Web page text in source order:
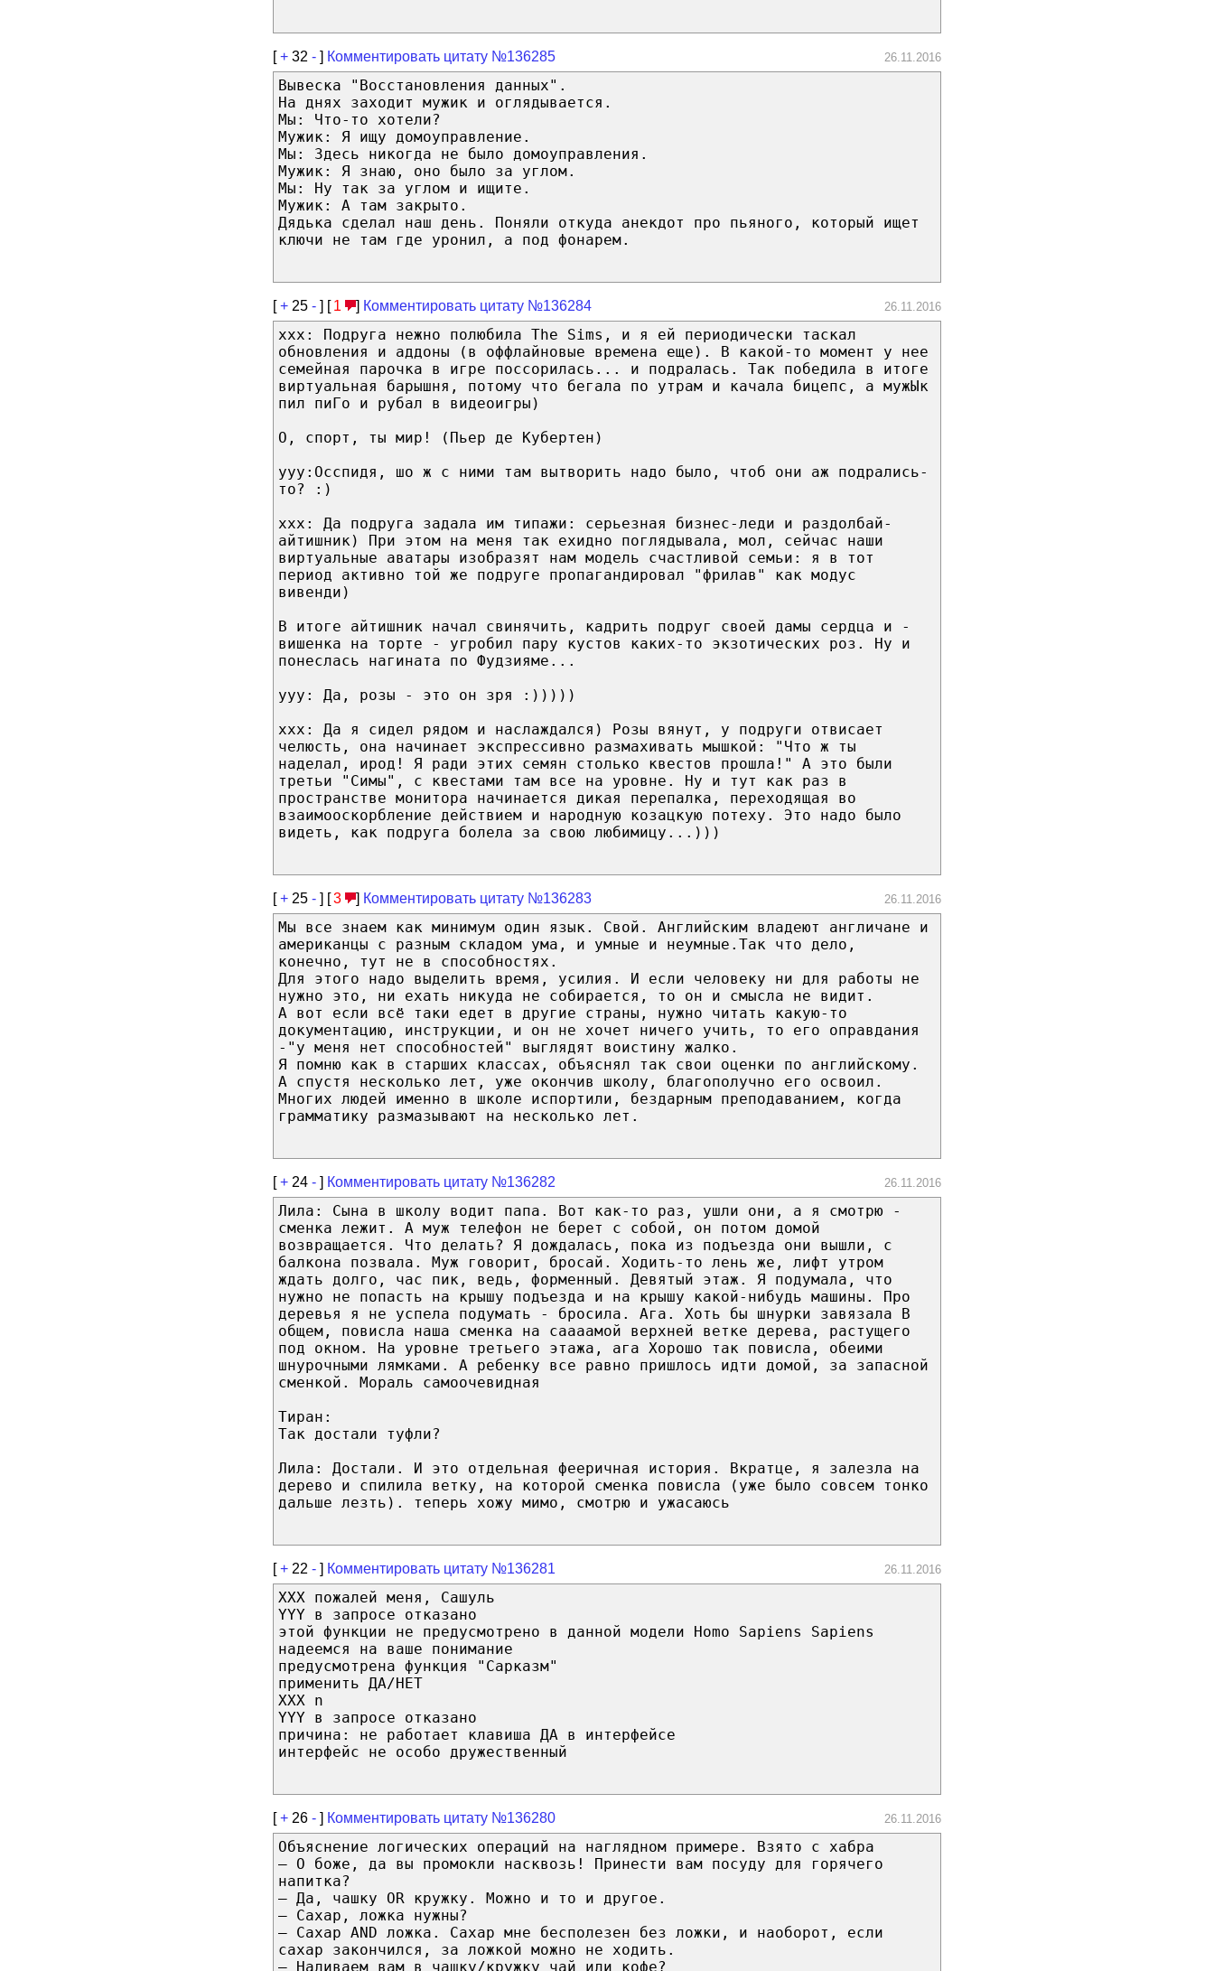
[+ 32 - ] Комментировать цитату №136285 26.11.2016
Вывеска "Восстановления данных".
На днях заходит мужик и оглядывается.
Мы: Что-то хотели?
Мужик: Я ищу домоуправление.
Мы: Здесь никогда не было домоуправления.
Мужик: Я знаю, оно было за углом.
Мы: Ну так за углом и ищите.
Мужик: А там закрыто.
Дядька сделал наш день. Поняли откуда анекдот про пьяного, который ищет
ключи не там где уронил, а под фонарем.
[+ 25 - ] [ 1 ] Комментировать цитату №136284 26.11.2016
xxx: Подруга нежно полюбила The Sims, и я ей периодически таскал
обновления и аддоны (в оффлайновые времена еще). В какой-то момент у нее
семейная парочка в игре поссорилась... и подралась. Так победила в итоге
виртуальная барышня, потому что бегала по утрам и качала бицепс, а мужЫк
пил пиГо и рубал в видеоигры)
О, спорт, ты мир! (Пьер де Кубертен)
yyy:Осспидя, шо ж с ними там вытворить надо было, чтоб они аж подрались-
то? :)
xxx: Да подруга задала им типажи: серьезная бизнес-леди и раздолбай-
айтишник) При этом на меня так ехидно поглядывала, мол, сейчас наши
виртуальные аватары изобразят нам модель счастливой семьи: я в тот
период активно той же подруге пропагандировал "фрилав" как модус
вивенди)
В итоге айтишник начал свинячить, кадрить подруг своей дамы сердца и -
вишенка на торте - угробил пару кустов каких-то экзотических роз. Ну и
понеслась нагината по Фудзияме...
yyy: Да, розы - это он зря :)))))
xxx: Да я сидел рядом и наслаждался) Розы вянут, у подруги отвисает
челюсть, она начинает экспрессивно размахивать мышкой: "Что ж ты
наделал, ирод! Я ради этих семян столько квестов прошла!" А это были
третьи "Симы", с квестами там все на уровне. Ну и тут как раз в
пространстве монитора начинается дикая перепалка, переходящая во
взаимооскорбление действием и народную козацкую потеху. Это надо было
видеть, как подруга болела за свою любимицу...)))
[+ 25 - ] [3 ] Комментировать цитату №136283 26.11.2016
Мы все знаем как минимум один язык. Свой. Английским владеют англичане и
американцы с разным складом ума, и умные и неумные.Так что дело,
конечно, тут не в способностях.
Для этого надо выделить время, усилия. И если человеку ни для работы не
нужно это, ни ехать никуда не собирается, то он и смысла не видит.
А вот если всё таки едет в другие страны, нужно читать какую-то
документацию, инструкции, и он не хочет ничего учить, то его оправдания
-"у меня нет способностей" выглядят воистину жалко.
Я помню как в старших классах, объяснял так свои оценки по английскому.
А спустя несколько лет, уже окончив школу, благополучно его освоил.
Многих людей именно в школе испортили, бездарным преподаванием, когда
грамматику размазывают на несколько лет.
[+ 24 - ] Комментировать цитату №136282 26.11.2016
Лила: Сына в школу водит папа. Вот как-то раз, ушли они, а я смотрю -
сменка лежит. А муж телефон не берет с собой, он потом домой
возвращается. Что делать? Я дождалась, пока из подъезда они вышли, с
балкона позвала. Муж говорит, бросай. Ходить-то лень же, лифт утром
ждать долго, час пик, ведь, форменный. Девятый этаж. Я подумала, что
нужно не попасть на крышу подъезда и на крышу какой-нибудь машины. Про
деревья я не успела подумать - бросила. Ага. Хоть бы шнурки завязала В
общем, повисла наша сменка на саааамой верхней ветке дерева, растущего
под окном. На уровне третьего этажа, ага Хорошо так повисла, обеими
шнурочными лямками. А ребенку все равно пришлось идти домой, за запасной
сменкой. Мораль самоочевидная
Тиран:
Так достали туфли?
Лила: Достали. И это отдельная фееричная история. Вкратце, я залезла на
дерево и спилила ветку, на которой сменка повисла (уже было совсем тонко
дальше лезть). теперь хожу мимо, смотрю и ужасаюсь
[+ 22 - ] Комментировать цитату №136281 26.11.2016
ХХХ пожалей меня, Сашуль
YYY в запросе отказано
этой функции не предусмотрено в данной модели Homo Sapiens Sapiens
надеемся на ваше понимание
предусмотрена функция "Сарказм"
применить ДА/НЕТ
XXX n
YYY в запросе отказано
причина: не работает клавиша ДА в интерфейсе
интерфейс не особо дружественный
[+ 26 - ] Комментировать цитату №136280 26.11.2016
Объяснение логических операций на наглядном примере. Взято с хабра
— О боже, да вы промокли насквозь! Принести вам посуду для горячего
напитка?
— Да, чашку OR кружку. Можно и то и другое.
— Сахар, ложка нужны?
— Сахар AND ложка. Сахар мне бесполезен без ложки, и наоборот, если
сахар закончился, за ложкой можно не ходить.
— Наливаем вам в чашку/кружку чай или кофе?